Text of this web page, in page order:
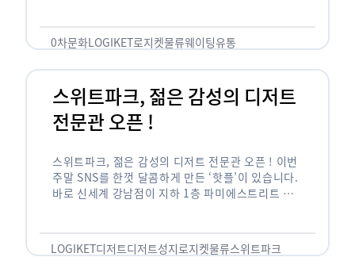
0차문화LOGIKET로지켓물류웨이팅유통
스위트파크, 젊은 감성의 디저트
전문관 오픈 !
스위트파크, 젊은 감성의 디저트 전문관 오픈 ! 이번
주말 SNS를 한껏 달콤하게 만든 ‘핫플’이 있습니다.
바로 신세계 강남점이 지하 1층 파미에스트리트 분
LOGIKET디저트디저트성지로지켓물류스위트파크